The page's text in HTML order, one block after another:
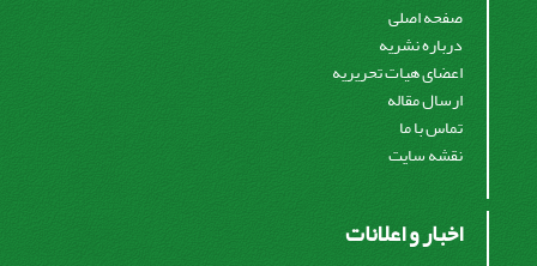
صفحه اصلی
درباره نشریه
اعضای هیات تحریریه
ارسال مقاله
تماس با ما
نقشه سایت
اخبار و اعلانات